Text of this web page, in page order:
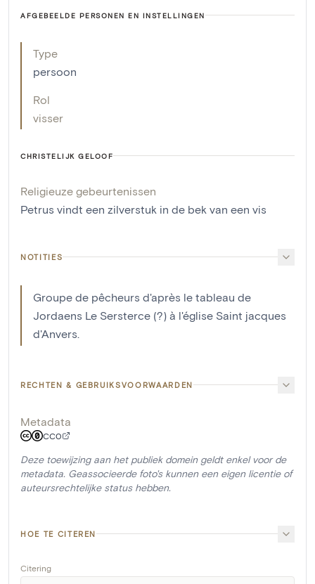
AFGEBEELDE PERSONEN EN INSTELLINGEN
Type
persoon
Rol
visser
CHRISTELIJK GELOOF
Religieuze gebeurtenissen
Petrus vindt een zilverstuk in de bek van een vis
NOTITIES
Groupe de pêcheurs d'après le tableau de
Jordaens Le Sersterce (?) à l'église Saint jacques
d'Anvers.
RECHTEN & GEBRUIKSVOORWAARDEN
Metadata
CC0
Deze toewijzing aan het publiek domein geldt enkel voor de
metadata. Geassocieerde foto's kunnen een eigen licentie of
auteursrechtelijke status hebben.
HOE TE CITEREN
Citering